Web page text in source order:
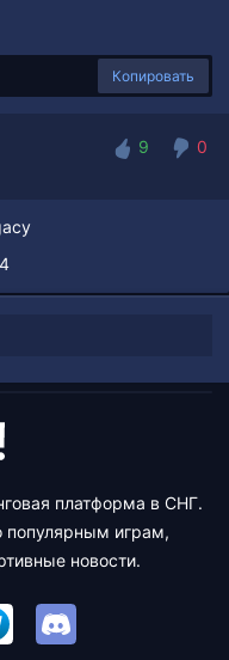
Копировать
9
0
платформа в СНГ.
популярным играм,
новости.